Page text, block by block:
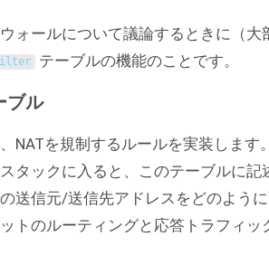
ォールについて議論するときに（大
テーブルの機能のことです。
ブル
NATを規制するルールを実装します
タックに入ると、このテーブルに記
送信元/送信先アドレスをどのよう
トのルーティングと応答トラフィッ